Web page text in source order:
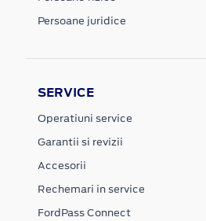
Persoane juridice
SERVICE
Operatiuni service
Garantii si revizii
Accesorii
Rechemari in service
FordPass Connect